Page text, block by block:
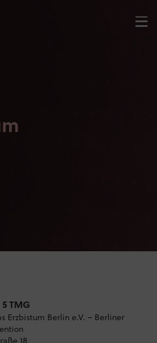
TMG
Erzbistum Berlin e.V. – Berliner
18